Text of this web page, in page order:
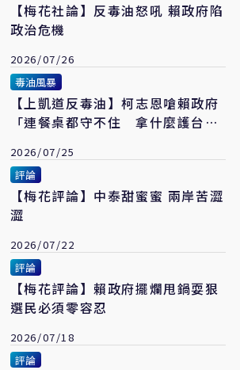
【梅花社論】反毒油怒吼 賴政府陷
政治危機
2026/07/26
毒油風暴
【上凱道反毒油】柯志恩嗆賴政府
「連餐桌都守不住 拿什麼護台
2026/07/25
評論
【梅花評論】中泰甜蜜蜜 兩岸苦澀
澀
2026/07/22
評論
【梅花評論】賴政府擺爛甩鍋耍狠
選民必須零容忍
2026/07/18
評論